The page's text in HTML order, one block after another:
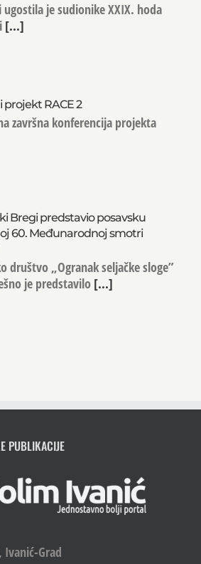
ugostila je sudionike XXIX. hoda
[...]
RACE 2
završna konferencija projekta
Bregi predstavio posavsku
60. Međunarodnoj smotri
društvo „Ogranak seljačke sloge”
je predstavilo [...]
PUBLIKACIJE
Ivanić-Grad